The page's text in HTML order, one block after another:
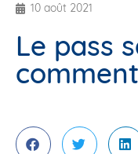
10 août 2021
Le pass